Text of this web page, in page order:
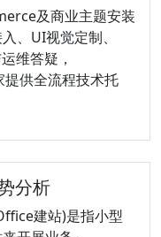
及商业主题安装
、UI视觉定制、
维答疑，
供全流程技术托
分析
建站)是指小型